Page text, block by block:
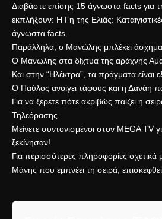
Διαβάστε επίσης 15 άγνωστα facts για
εκπλήξουν: Η Γη της Ελιάς:
άγνωστα facts
Παράλληλα, ο Μανώλης μπλέκει
Ο Μανώλης στα δίχτυα της αράχνης
Και στην “Ηλέκτρα”, τα πράγματα είναι
Ο Παύλος ανοίγει τάφους και η Δανάη
Για να ξέρετε πότε ακριβώς παίζει η
Τηλεόρασης
Μείνετε συντονισμένοι στον MEGA TV
ξεκίνησαν!
Για περισσότερες πληροφορίες σχετικά
Μάνης που εμπνέει τη σειρά,